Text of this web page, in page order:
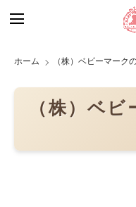
ホーム （株）ベビーマーク
（株）ベ